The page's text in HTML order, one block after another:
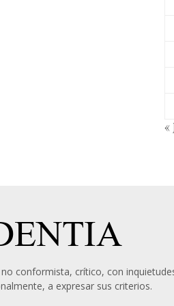
«
conformista, crítico, con
a expresar sus criterios.